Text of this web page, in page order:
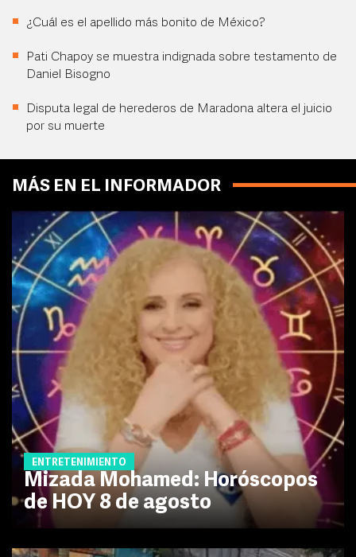
¿Cuál es el apellido más bonito de México?
Pati Chapoy se muestra indignada sobre testamento de
Daniel Bisogno
Disputa legal de herederos de Maradona altera el juicio
por su muerte
MÁS EN EL INFORMADOR
ENTRETENIMIENTO
Mizada Mohamed: Horóscopos
de HOY 8 de agosto